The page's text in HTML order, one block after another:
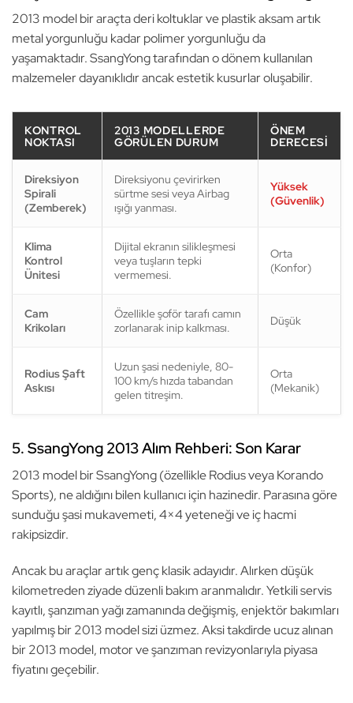
2013 model bir araçta deri koltuklar ve plastik aksam artık
metal yorgunluğu kadar polimer yorgunluğu da
yaşamaktadır. SsangYong tarafından o dönem kullanılan
malzemeler dayanıklıdır ancak estetik kusurlar oluşabilir.
KONTROL
NOKTASI
2013 MODELLERDE
GÖRÜLEN DURUM
ÖNEM
DERECESI
Direksiyon
Spirali
(Zemberek)
Direksiyonu çevirirken
sürtme sesi veya Airbag
ışığı yanması.
Yüksek
(Güvenlik)
Klima
Kontrol
Ünitesi
Dijital ekranın silikleşmesi
veya tuşların tepki
vermemesi.
Orta
(Konfor)
Cam
Krikoları
Özellikle şoför tarafı camın
zorlanarak inip kalkması.
Düşük
Rodius Şaft
Askısı
Uzun şasi nedeniyle, 80-
100 km/s hızda tabandan
gelen titreşim.
Orta
(Mekanik)
5. SsangYong 2013 Alım Rehberi: Son Karar
2013 model bir SsangYong (özellikle Rodius veya Korando
Sports), ne aldığını bilen kullanıcı için hazinedir. Parasına göre
sunduğu şasi mukavemeti, 4×4 yeteneği ve iç hacmi
rakipsizdir.
Ancak bu araçlar artık genç klasik adayıdır. Alırken düşük
kilometreden ziyade düzenli bakım aranmalıdır. Yetkili servis
kayıtlı, şanzıman yağı zamanında değişmiş, enjektör bakımları
yapılmış bir 2013 model sizi üzmez. Aksi takdirde ucuz alınan
bir 2013 model, motor ve şanzıman revizyonlarıyla piyasa
fiyatını geçebilir.